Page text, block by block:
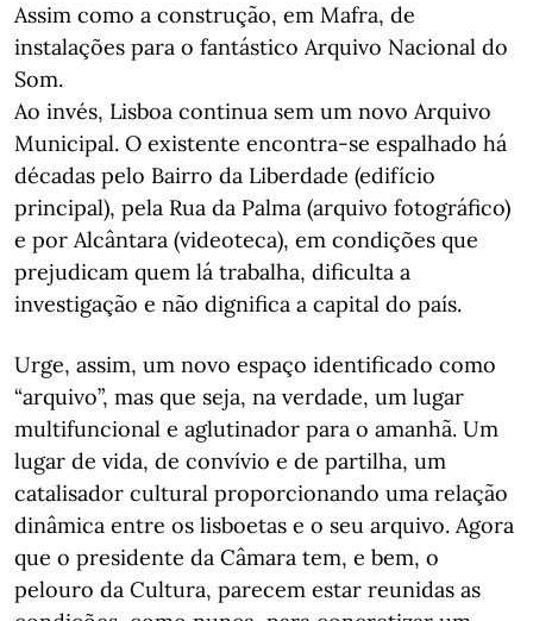
Assim como a construção, em Mafra, de
instalações para o fantástico Arquivo Nacional do
Som.
Ao invés, Lisboa continua sem um novo Arquivo
Municipal. O existente encontra-se espalhado há
décadas pelo Bairro da Liberdade (edifício
principal), pela Rua da Palma (arquivo fotográfico)
e por Alcântara (videoteca), em condições que
prejudicam quem lá trabalha, dificulta a
investigação e não dignifica a capital do país.
Urge, assim, um novo espaço identificado como
“arquivo”, mas que seja, na verdade, um lugar
multifuncional e aglutinador para o amanhã. Um
lugar de vida, de convívio e de partilha, um
catalisador cultural proporcionando uma relação
dinâmica entre os lisboetas e o seu arquivo. Agora
que o presidente da Câmara tem, e bem, o
pelouro da Cultura, parecem estar reunidas as